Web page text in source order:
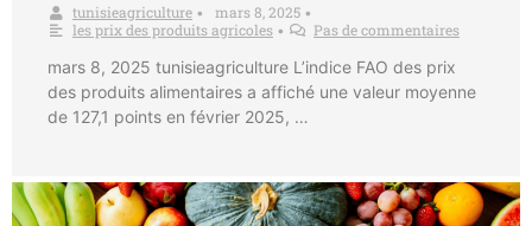
tunisieagriculture • mars 8, 2025 •
les prix des produits agricoles • Pas de commentaires
mars 8, 2025 tunisieagriculture L’indice FAO des prix
des produits alimentaires a affiché une valeur moyenne
de 127,1 points en février 2025, …